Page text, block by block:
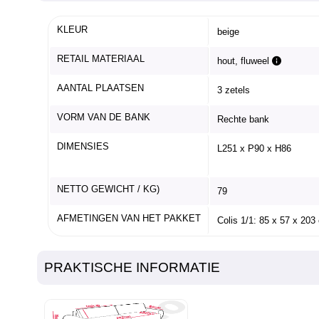
KLEUR beige
RETAIL MATERIAAL hout, fluweel
AANTAL PLAATSEN 3 zetels
VORM VAN DE BANK Rechte bank
DIMENSIES L251 x P90 x H86
NETTO GEWICHT / KG) 79
AFMETINGEN VAN HET PAKKET Colis 1/1: 85 x 57 x 203
PRAKTISCHE INFORMATIE